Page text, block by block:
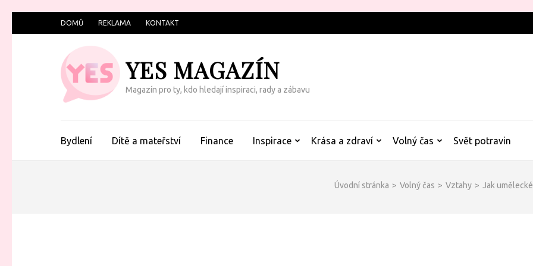
na
DOMŮ REKLAMA KONTAKT
YES MAGAZÍN
Magazín pro ty, kdo hledají inspiraci, rady a zábavu
Bydlení Dítě a mateřství Finance Inspirace Krása a zdraví Volný čas Svět potravin
Úvodní stránka > Volný čas > Vztahy > Jak